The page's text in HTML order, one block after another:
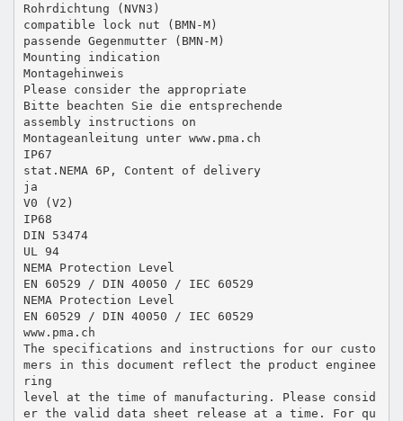
Rohrdichtung (NVN3)
compatible lock nut (BMN-M)
passende Gegenmutter (BMN-M)
Mounting indication
Montagehinweis
Please consider the appropriate
Bitte beachten Sie die entsprechende
assembly instructions on
Montageanleitung unter www.pma.ch
IP67
stat.NEMA 6P, Content of delivery
ja
V0 (V2)
IP68
DIN 53474
UL 94
NEMA Protection Level
EN 60529 / DIN 40050 / IEC 60529
NEMA Protection Level
EN 60529 / DIN 40050 / IEC 60529
www.pma.ch
The specifications and instructions for our custo
mers in this document reflect the product enginee
ring
level at the time of manufacturing. Please consid
er the valid data sheet release at a time. For qu